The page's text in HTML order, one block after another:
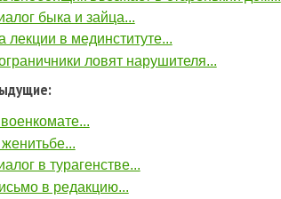
быка и зайца...
лекции в мединституте...
ловят нарушителя...
в турагенстве...
в редакцию...